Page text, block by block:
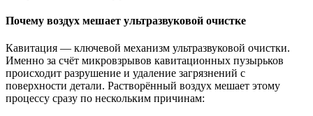
Почему воздух мешает ультразвуковой очистке
Кавитация — ключевой механизм ультразвуковой очистки.
Именно за счёт микровзрывов кавитационных пузырьков
происходит разрушение и удаление загрязнений с
поверхности детали. Растворённый воздух мешает этому
процессу сразу по нескольким причинам: